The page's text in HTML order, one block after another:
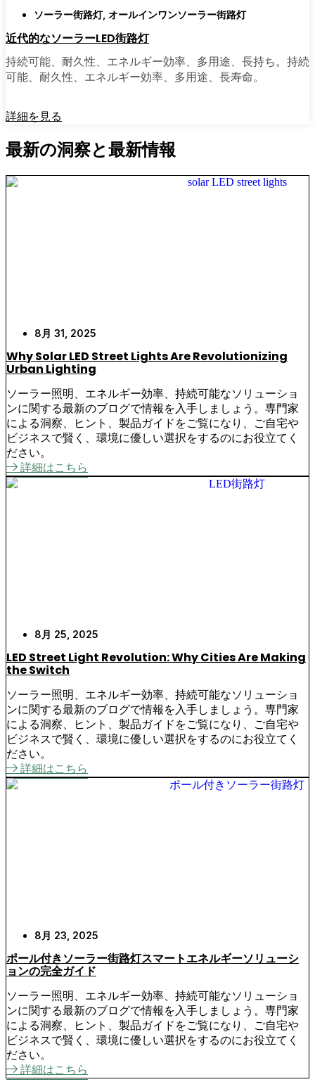
ソーラー街路灯, オールインワンソーラー街路灯
近代的なソーラーLED街路灯
持続可能、耐久性、エネルギー効率、多用途、長持ち。持続
可能、耐久性、エネルギー効率、多用途、長寿命。
詳細を見る
最新の洞察と最新情報
8月 31, 2025
Why Solar LED Street Lights Are Revolutionizing
Urban Lighting
ソーラー照明、エネルギー効率、持続可能なソリューショ
ンに関する最新のブログで情報を入手しましょう。専門家
による洞察、ヒント、製品ガイドをご覧になり、ご自宅や
ビジネスで賢く、環境に優しい選択をするのにお役立てく
ださい。
詳細はこちら
8月 25, 2025
LED Street Light Revolution: Why Cities Are Making
the Switch
ソーラー照明、エネルギー効率、持続可能なソリューショ
ンに関する最新のブログで情報を入手しましょう。専門家
による洞察、ヒント、製品ガイドをご覧になり、ご自宅や
ビジネスで賢く、環境に優しい選択をするのにお役立てく
ださい。
詳細はこちら
8月 23, 2025
ポール付きソーラー街路灯スマートエネルギーソリューシ
ョンの完全ガイド
ソーラー照明、エネルギー効率、持続可能なソリューショ
ンに関する最新のブログで情報を入手しましょう。専門家
による洞察、ヒント、製品ガイドをご覧になり、ご自宅や
ビジネスで賢く、環境に優しい選択をするのにお役立てく
ださい。
詳細はこちら